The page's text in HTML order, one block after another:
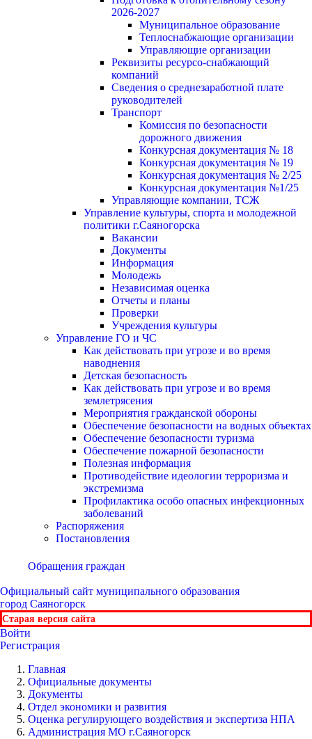
2026-2027
Муниципальное образование
Теплоснабжающие организации
Управляющие организации
Реквизиты ресурсо-снабжающий
компаний
Сведения о среднезаработной плате
руководителей
Транспорт
Комиссия по безопасности
дорожного движения
Конкурсная документация № 18
Конкурсная документация № 19
Конкурсная документация № 2/25
Конкурсная документация №1/25
Управляющие компании, ТСЖ
Управление культуры, спорта и молодежной
политики г.Саяногорска
Вакансии
Документы
Информация
Молодежь
Независимая оценка
Отчеты и планы
Проверки
Учреждения культуры
Управление ГО и ЧС
Как действовать при угрозе и во время
наводнения
Детская безопасность
Как действовать при угрозе и во время
землетрясения
Мероприятия гражданской обороны
Обеспечение безопасности на водных объектах
Обеспечение безопасности туризма
Обеспечение пожарной безопасности
Полезная информация
Противодействие идеологии терроризма и
экстремизма
Профилактика особо опасных инфекционных
заболеваний
Распоряжения
Постановления
Обращения граждан
Официальный сайт муниципального образования
город Саяногорск
Старая версия сайта
Войти
Регистрация
Главная
Официальные документы
Документы
Отдел экономики и развития
Оценка регулирующего воздействия и экспертиза НПА
Администрация МО г.Саяногорск